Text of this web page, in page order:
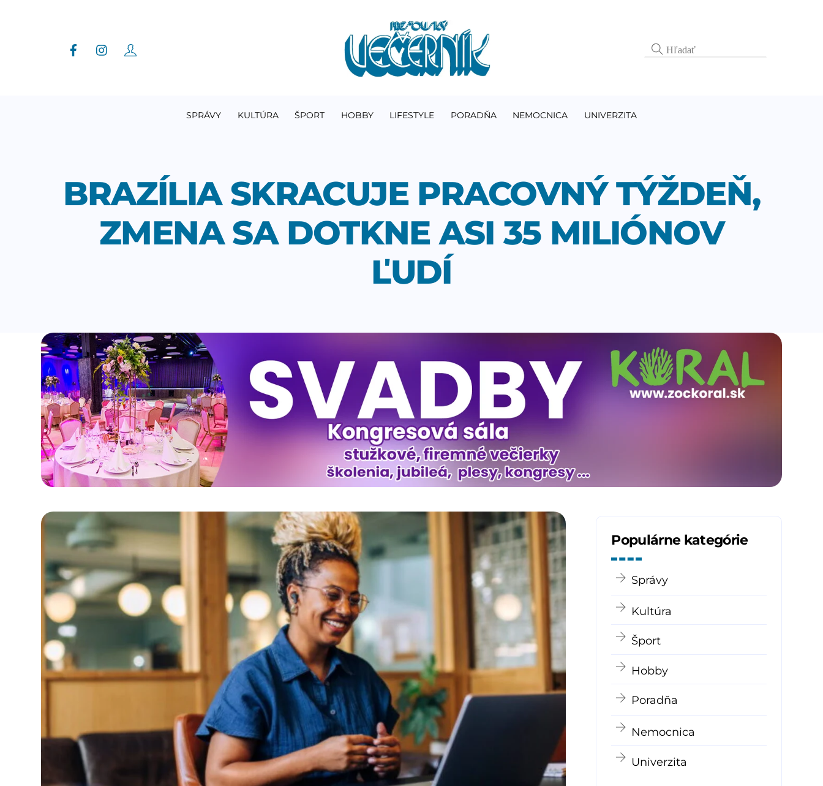
SPRÁVY KULTÚRA ŠPORT HOBBY LIFESTYLE PORADŇA NEMOCNICA UNIVERZITA
BRAZÍLIA SKRACUJE PRACOVNÝ TÝŽDEŇ,
ZMENA SA DOTKNE ASI 35 MILIÓNOV
ĽUDÍ
Populárne kategórie
Správy
Kultúra
Šport
Hobby
Poradňa
Nemocnica
Univerzita